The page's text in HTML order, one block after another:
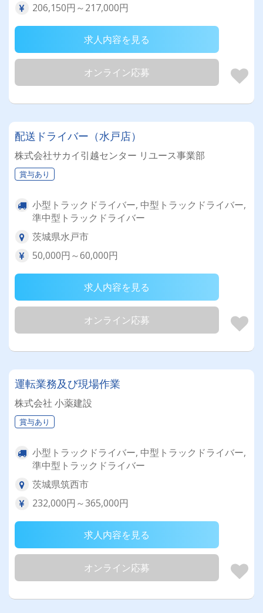
206,150円～217,000円
求人内容を見る
オンライン応募
配送ドライバー（水戸店）
株式会社サカイ引越センター リユース事業部
賞与あり
小型トラックドライバー, 中型トラックドライバー,
準中型トラックドライバー
茨城県水戸市
50,000円～60,000円
求人内容を見る
オンライン応募
運転業務及び現場作業
株式会社 小薬建設
賞与あり
小型トラックドライバー, 中型トラックドライバー,
準中型トラックドライバー
茨城県筑西市
232,000円～365,000円
求人内容を見る
オンライン応募